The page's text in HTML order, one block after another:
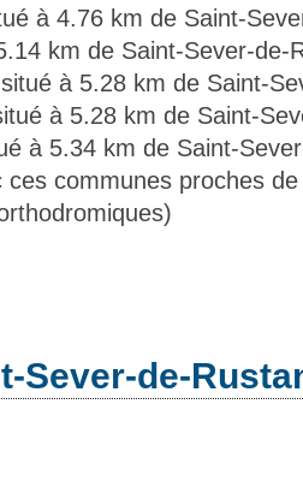
à 4.76 km de Saint-
km de Saint-Sever-de-
à 5.28 km de Saint-
à 5.28 km de Saint-
à 5.34 km de Saint-
ces communes proches
Sever-de-